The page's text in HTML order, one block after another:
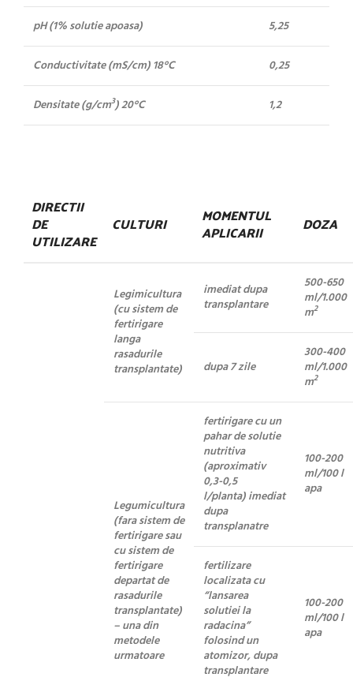
pH (1% solutie apoasa) 5,25
Conductivitate (mS/cm) 18°C 0,25
Densitate (g/cm3) 20°C 1,2
DIRECTII
DE
UTILIZARE
CULTURI MOMENTUL
APLICARII DOZA
Legimicultura
(cu sistem de
fertirigare
langa
rasadurile
transplantate)
imediat dupa
transplantare
500-650
ml/1.000
m2
dupa 7 zile
300-400
ml/1.000
m2
Legumicultura
(fara sistem de
fertirigare sau
cu sistem de
fertirigare
departat de
rasadurile
transplantate)
– una din
metodele
urmatoare
fertirigare cu un
pahar de solutie
nutritiva
(aproximativ
0,3-0,5
l/planta) imediat
dupa
transplanatre
100-200
ml/100 l
apa
fertilizare
localizata cu
“lansarea
solutiei la
radacina”
folosind un
atomizor, dupa
transplantare
100-200
ml/100 l
apa